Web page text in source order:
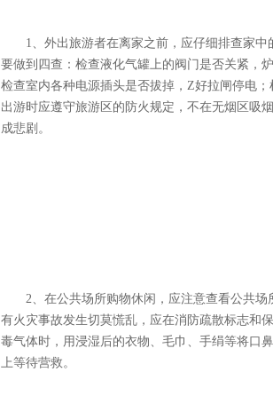
1、外出旅游者在离家之前，应仔细排查家中
要做到四查：检查液化气罐上的阀门是否关紧，
检查室内各种电源插头是否拔掉，Z好拉闸停电
出游时应遵守旅游区的防火规定，不在无烟区吸
成悲剧。
2、在公共场所购物休闲，应注意查看公共场
有火灾事故发生切莫慌乱，应在消防疏散标志和
毒气体时，用浸湿后的衣物、毛巾、手绢等将口
上等待营救。